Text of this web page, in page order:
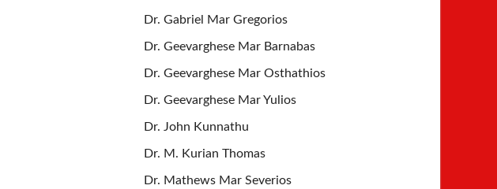
Dr. Gabriel Mar Gregorios
Dr. Geevarghese Mar Barnabas
Dr. Geevarghese Mar Osthathios
Dr. Geevarghese Mar Yulios
Dr. John Kunnathu
Dr. M. Kurian Thomas
Dr. Mathews Mar Severios